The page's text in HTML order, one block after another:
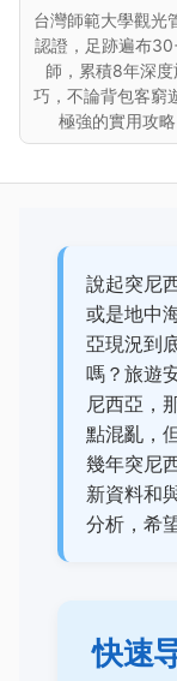
台灣師範大學觀光
認證，足跡遍布
師，累積8年深
巧，不論背包客窮
極強的實用攻
說起突尼
或是地中
亞現況到
嗎？旅遊
尼西亞，
點混亂，
幾年突尼
新資料和
分析，希
快速